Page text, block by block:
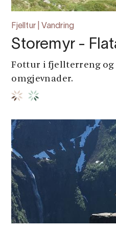
Fjelltur | Vandring
Storemyr -
Fottur i fjellterreng og
omgjevnader.